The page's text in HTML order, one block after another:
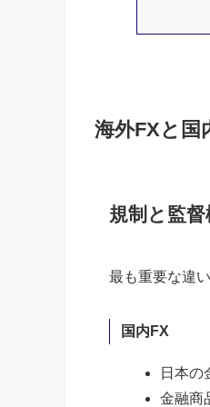
海外FXと国
規制と監
最も重要な違
国内FX
日本の
金融商